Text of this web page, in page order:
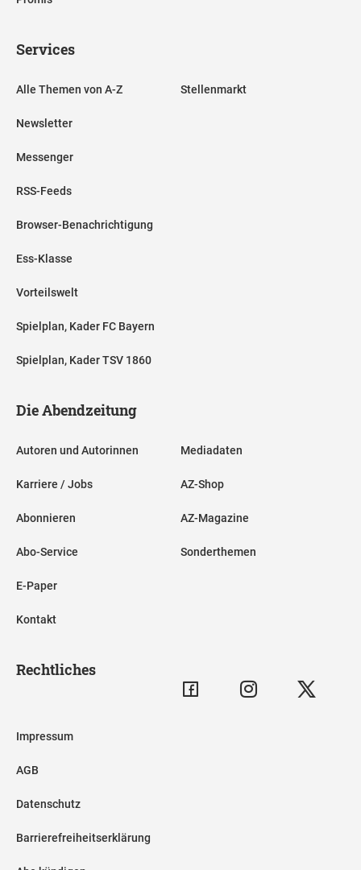
Services
Alle Themen von A-Z
Newsletter
Messenger
RSS-Feeds
Browser-Benachrichtigung
Ess-Klasse
Vorteilswelt
Spielplan, Kader FC Bayern
Spielplan, Kader TSV 1860
Stellenmarkt
Die Abendzeitung
Autoren und Autorinnen
Karriere / Jobs
Abonnieren
Abo-Service
E-Paper
Kontakt
Mediadaten
AZ-Shop
AZ-Magazine
Sonderthemen
Rechtliches
Impressum
AGB
Datenschutz
Barrierefreiheitserklärung